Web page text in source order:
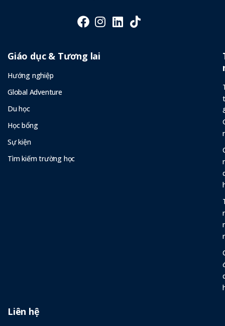
Giáo dục & Tương lai
Hướng nghiệp
Global Adventure
Du học
Học bổng
Sự kiện
Tìm kiếm trường học
Liên hệ